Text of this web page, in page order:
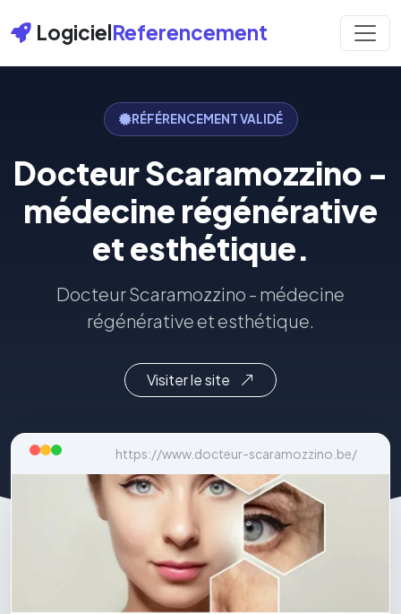
LogicielReferencement
RÉFÉRENCEMENT VALIDÉ
Docteur Scaramozzino -
médecine régénérative
et esthétique.
Docteur Scaramozzino - médecine
régénérative et esthétique.
Visiter le site
https://www.docteur-scaramozzino.be/